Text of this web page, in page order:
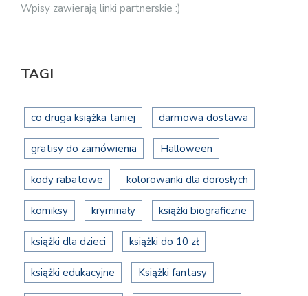
Wpisy zawierają linki partnerskie :)
TAGI
co druga książka taniej darmowa dostawa
gratisy do zamówienia Halloween
kody rabatowe kolorowanki dla dorosłych
komiksy kryminały książki biograficzne
książki dla dzieci książki do 10 zł
książki edukacyjne Książki fantasy